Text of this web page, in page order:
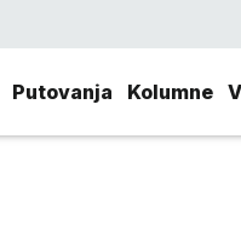
Putovanja Kolumne